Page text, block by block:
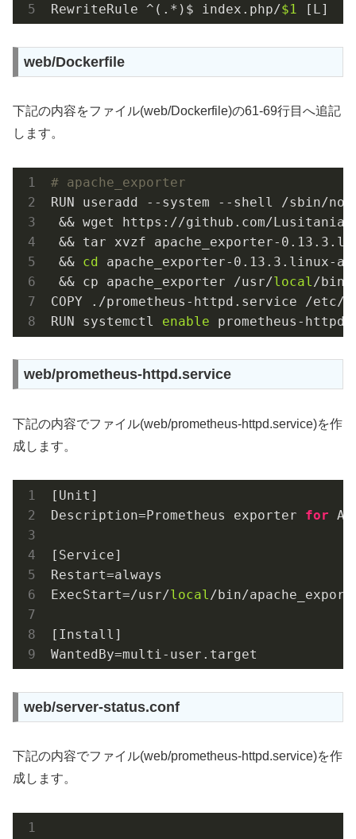
RewriteRule ^(.*)$ index.php/$1 [L]
web/Dockerfile
下記の内容をファイル(web/Dockerfile)の61-69行目へ追記
します。
# apache_exporter
RUN useradd --system --shell /sbin/
&& wget https://github.com/
&& tar xvzf apache_exporter-
&& cd
apache_exporter-0.13.3.linux-
&& cp apache_exporter /usr/local/bin/
COPY ./prometheus-httpd.service /etc/
RUN systemctl enable prometheus-httpd
web/prometheus-httpd.service
下記の内容でファイル(web/prometheus-httpd.service)を作
成します。
[Unit]
Description=Prometheus exporter for
[Service]
Restart=always
ExecStart=/usr/local /bin/
[Install]
WantedBy=multi-user.target
web/server-status.conf
下記の内容でファイル(web/prometheus-httpd.service)を作
成します。